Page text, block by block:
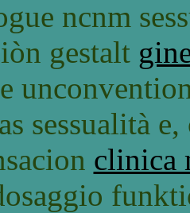
ncnm
gestalt
sessualità
clinica